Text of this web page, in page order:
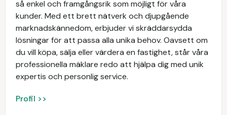
så enkel och framgångsrik som möjligt för våra
kunder. Med ett brett nätverk och djupgående
marknadskännedom, erbjuder vi skräddarsydda
lösningar för att passa alla unika behov. Oavsett om
du vill köpa, sälja eller värdera en fastighet, står våra
professionella mäklare redo att hjälpa dig med unik
expertis och personlig service.
Profil >>